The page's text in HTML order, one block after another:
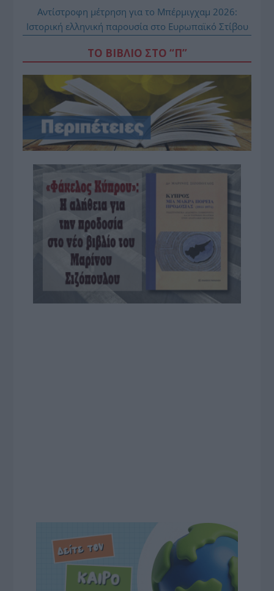
Αντίστροφη μέτρηση για το Μπέρμιγχαμ 2026:
Ιστορική ελληνική παρουσία στο Ευρωπαϊκό Στίβου
ΤΟ ΒΙΒΛΙΟ ΣΤΟ “Π”